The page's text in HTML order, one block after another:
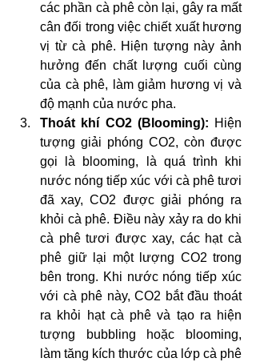
các phần cà phê còn lại, gây ra mất
cân đối trong việc chiết xuất hương
vị từ cà phê. Hiện tượng này ảnh
hưởng đến chất lượng cuối cùng
của cà phê, làm giảm hương vị và
độ mạnh của nước pha.
Thoát khí CO2 (Blooming): Hiện
tượng giải phóng CO2, còn được
gọi là blooming, là quá trình khi
nước nóng tiếp xúc với cà phê tươi
đã xay, CO2 được giải phóng ra
khỏi cà phê. Điều này xảy ra do khi
cà phê tươi được xay, các hạt cà
phê giữ lại một lượng CO2 trong
bên trong. Khi nước nóng tiếp xúc
với cà phê này, CO2 bắt đầu thoát
ra khỏi hạt cà phê và tạo ra hiện
tượng bubbling hoặc blooming,
làm tăng kích thước của lớp cà phê